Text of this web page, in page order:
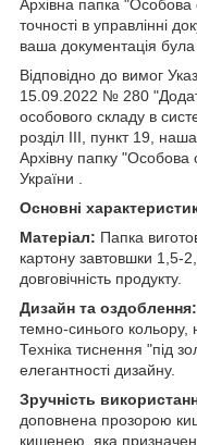
Архівна папка "Особова
точності в управлінні
ваша документація була
Відповідно до вимог
15.09.2022 № 280
особового складу в
розділ III, пункт 19,
Архівну папку "Особова
України .
Основні
Матеріал: Папка
картону завтовшки 1,5-
довговічність продукту.
Дизайн та оздоблення:
темно-синього
Техніка тиснення "під
елегантності дизайну.
Зручність
доповнена прозорою
кишенею, яка